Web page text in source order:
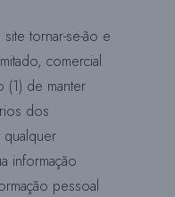
tornar-se-ão e
comercial
de manter
dos
informação
pessoal